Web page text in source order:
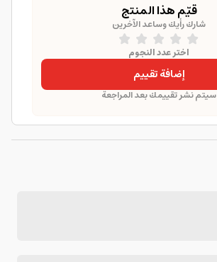
قيّم هذا المنتج
شارك رأيك وساعد الآخرين
اختر عدد النجوم
إضافة تقييم
سيتم نشر تقييمك بعد المراجعة